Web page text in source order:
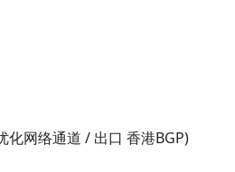
化网络通道 / 出口 香港BGP)